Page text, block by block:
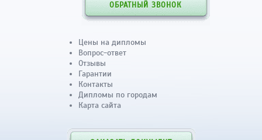
ОБРАТНЫЙ ЗВОНОК
Цены на дипломы
Вопрос-ответ
Отзывы
Гарантии
Контакты
Дипломы по городам
Карта сайта